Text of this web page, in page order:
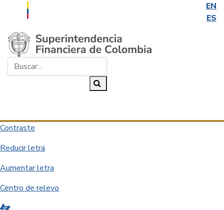
EN
ES
Saltar al contenido principal
Contraste
Reducir letra
Aumentar letra
Centro de relevo